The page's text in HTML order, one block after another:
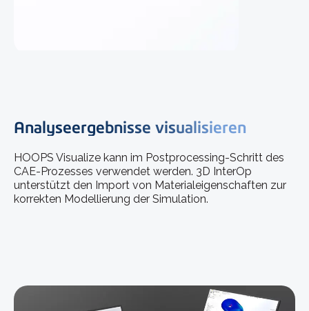
Analyseergebnisse visualisieren
HOOPS Visualize kann im Postprocessing-Schritt des
CAE-Prozesses verwendet werden. 3D InterOp
unterstützt den Import von Materialeigenschaften zur
korrekten Modellierung der Simulation.